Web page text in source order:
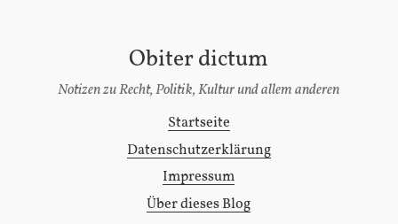
springen]
Obiter dictum
Notizen zu Recht, Politik, Kultur und allem anderen
Hauptmenü
Startseite
Datenschutzerklärung
Impressum
Über dieses Blog